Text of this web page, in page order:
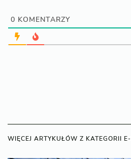
0 KOMENTARZY
WIĘCEJ ARTYKUŁÓW Z KATEGORII